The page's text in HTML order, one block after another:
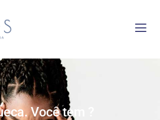
Você tem ?